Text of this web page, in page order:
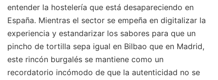
entender la hostelería que está desapareciendo en
España. Mientras el sector se empeña en digitalizar la
experiencia y estandarizar los sabores para que un
pincho de tortilla sepa igual en Bilbao que en Madrid,
este rincón burgalés se mantiene como un
recordatorio incómodo de que la autenticidad no se